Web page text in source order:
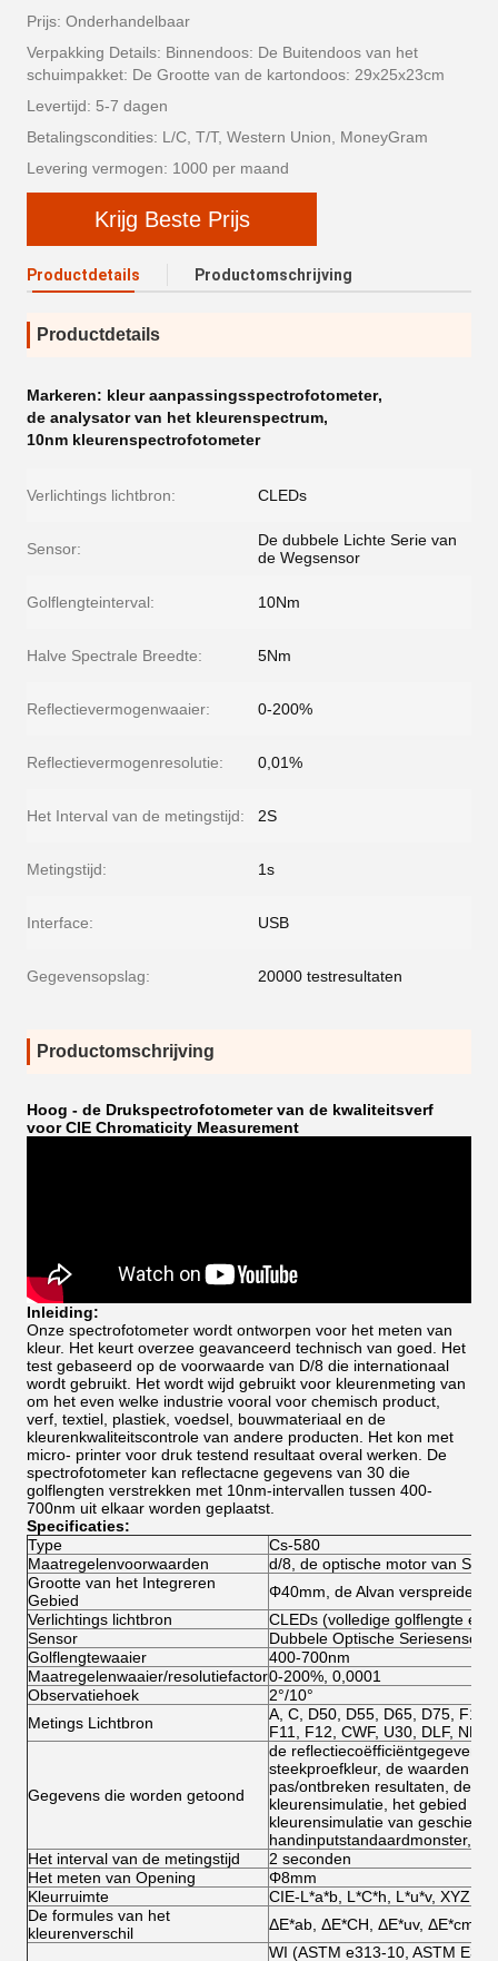
Prijs: Onderhandelbaar
Verpakking Details: Binnendoos: De Buitendoos van het
schuimpakket: De Grootte van de kartondoos: 29x25x23cm
Levertijd: 5-7 dagen
Betalingscondities: L/C, T/T, Western Union, MoneyGram
Levering vermogen: 1000 per maand
Krijg Beste Prijs
Productdetails Productomschrijving
Productdetails
Markeren: kleur aanpassingsspectrofotometer,
de analysator van het kleurenspectrum,
10nm kleurenspectrofotometer
Verlichtings lichtbron: CLEDs
Sensor:
De dubbele Lichte Serie van
de Wegsensor
Golflengteinterval: 10Nm
Halve Spectrale Breedte: 5Nm
Reflectievermogenwaaier: 0-200%
Reflectievermogenresolutie: 0,01%
Het Interval van de metingstijd: 2S
Metingstijd: 1s
Interface: USB
Gegevensopslag: 20000 testresultaten
Productomschrijving
Hoog - de Drukspectrofotometer van de kwaliteitsverf
voor CIE Chromaticity Measurement
Inleiding:
Onze spectrofotometer wordt ontworpen voor het meten van
kleur. Het keurt overzee geavanceerd technisch van goed. Het
test gebaseerd op de voorwaarde van D/8 die internationaal
wordt gebruikt. Het wordt wijd gebruikt voor kleurenmeting van
om het even welke industrie vooral voor chemisch product,
verf, textiel, plastiek, voedsel, bouwmateriaal en de
kleurenkwaliteitscontrole van andere producten. Het kon met
micro- printer voor druk testend resultaat overal werken. De
spectrofotometer kan reflectacne gegevens van 30 die
golflengten verstrekken met 10nm-intervallen tussen 400-
700nm uit elkaar worden geplaatst.
Specificaties:
Type
Cs-580
Maatregelenvoorwaarden
d/8, de optische motor van
Grootte van het Integreren
Gebied
Φ40mm, de Alvan verspreide
Verlichtings lichtbron
CLEDs (volledige golflengte
Sensor
Dubbele Optische Seriesensor
Golflengtewaaier
400-700nm
Maatregelenwaaier/resolutiefactor0-200%, 0,0001
Observatiehoek
2°/10°
Metings Lichtbron
A, C, D50, D55, D65, D75, F1,
F11, F12, CWF, U30, DLF,
Gegevens die worden getoond
de
steekproefkleur, de waarden
pas/ontbreken resultaten, de
kleurensimulatie, het gebied
kleurensimulatie van
handinputstandaardmonster,
Het interval van de metingstijd
2 seconden
Het meten van Opening
Φ8mm
Kleurruimte
CIE-L*a*b, L*C*h, L*u*v, XYZ,
De formules van het
kleurenverschil
ΔE*ab, ΔE*CH, ΔE*uv, ΔE*cmc
WI (ASTM e313-10, ASTM